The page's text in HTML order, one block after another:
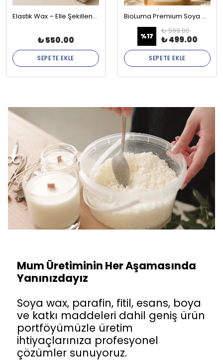
Elastik Wax – Elle Şekillendirilebilir Wax
₺ 550.00
SEPETE EKLE
BioLuma Premium Soya Wax - Kap İçi Mumlar İçin Boncuk Form
%17
₺ 599.00
₺ 499.00
SEPETE EKLE
Mum Üretiminin Her Aşamasında
Yanınızdayız
Soya wax, parafin, fitil, esans, boya
ve katkı maddeleri dahil geniş ürün
portföyümüzle üretim
ihtiyaçlarınıza profesyonel
çözümler sunuyoruz.